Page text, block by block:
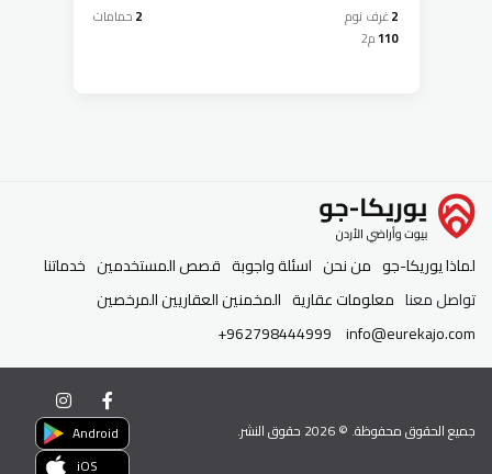
2غرف نوم 2حمامات
110م2
لماذا يوريكا-جو من نحن اسئلة واجوبة قصص المستخدمين خدماتنا
تواصل معنا معلومات عقارية المخمنين العقاريين المرخصين
info@eurekajo.com
+962798444999
جميع الحقوق محفوظة. ©2026 حقوق النشر.
Android
iOS